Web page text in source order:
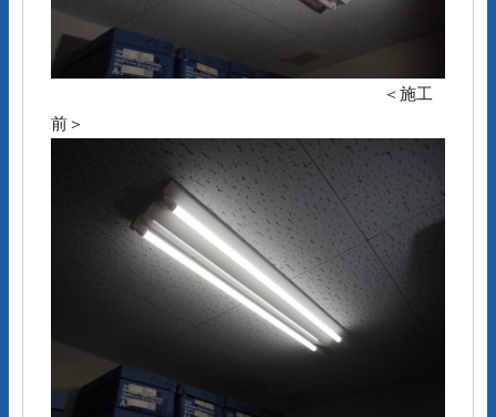
＜施工
前＞